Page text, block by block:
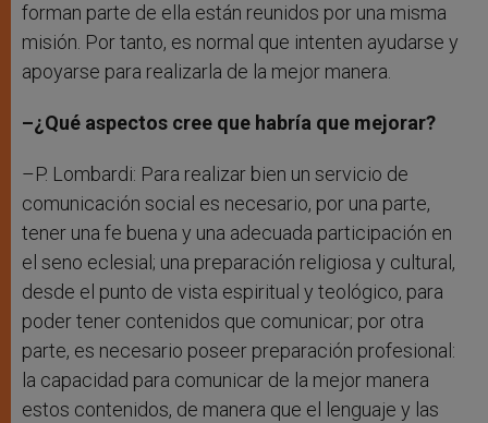
forman parte de ella están reunidos por una misma
misión. Por tanto, es normal que intenten ayudarse y
apoyarse para realizarla de la mejor manera.
–¿Qué aspectos cree que habría que mejorar?
–P. Lombardi: Para realizar bien un servicio de
comunicación social es necesario, por una parte,
tener una fe buena y una adecuada participación en
el seno eclesial; una preparación religiosa y cultural,
desde el punto de vista espiritual y teológico, para
poder tener contenidos que comunicar; por otra
parte, es necesario poseer preparación profesional:
la capacidad para comunicar de la mejor manera
estos contenidos, de manera que el lenguaje y las